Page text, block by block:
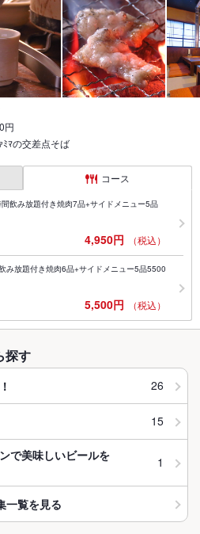
円
ﾏの交差点そば
コース
飲み放題付き焼肉7品+サイドメニュー5品
4,950円 （税込）
み放題付き焼肉6品+サイドメニュー5品5500
5,500円 （税込）
探す
26
15
で美味しいビールを
1
一覧を見る